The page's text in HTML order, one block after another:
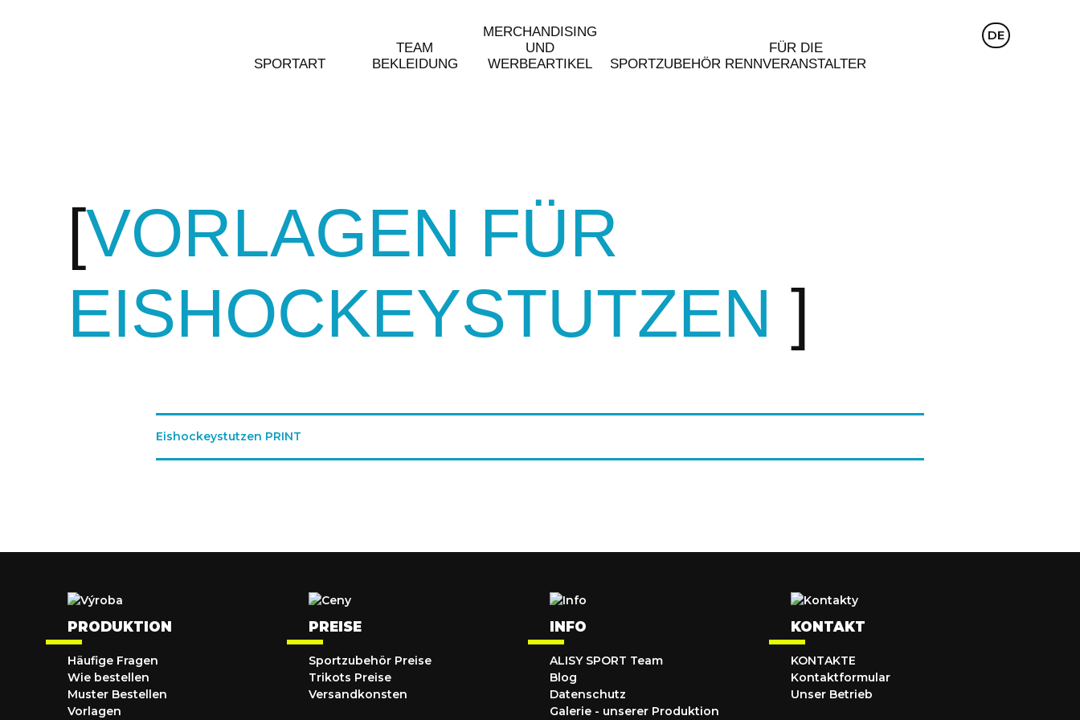
SPORTART
TEAM
BEKLEIDUNG
MERCHANDISING
UND
WERBEARTIKEL
SPORTZUBEHÖR
FÜR DIE
RENNVERANSTALTER
CZ
DE
VORLAGEN FÜR
EISHOCKEYSTUTZEN
Eishockeystutzen PRINT
PRODUKTION
Häufige Fragen
Wie bestellen
Muster Bestellen
Vorlagen
PREISE
Sportzubehör Preise
Trikots Preise
Versandkonsten
INFO
ALISY SPORT Team
Blog
Datenschutz
Galerie - unserer Produktion
KONTAKT
KONTAKTE
Kontaktformular
Unser Betrieb